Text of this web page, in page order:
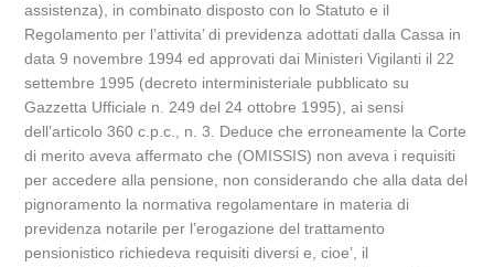
assistenza), in combinato disposto con lo Statuto e il
Regolamento per l’attivita’ di previdenza adottati dalla Cassa in
data 9 novembre 1994 ed approvati dai Ministeri Vigilanti il 22
settembre 1995 (decreto interministeriale pubblicato su
Gazzetta Ufficiale n. 249 del 24 ottobre 1995), ai sensi
dell’articolo 360 c.p.c., n. 3. Deduce che erroneamente la Corte
di merito aveva affermato che (OMISSIS) non aveva i requisiti
per accedere alla pensione, non considerando che alla data del
pignoramento la normativa regolamentare in materia di
previdenza notarile per l’erogazione del trattamento
pensionistico richiedeva requisiti diversi e, cioe’, il